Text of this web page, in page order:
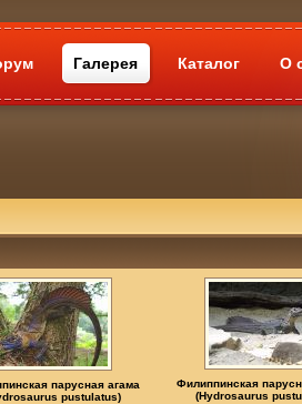
Галерея Каталог О
парусная агама
pustulatus)
Филиппинская
(Hydrosaurus